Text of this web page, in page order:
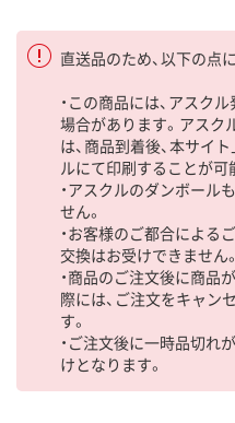
直送品のため、以下の点
・この商品には、アスク
場合があります。アスク
は、商品到着後、本サイ
ルにて印刷することが可
・アスクルのダンボール
せん。
・お客様のご都合による
交換はお受けできません。
・商品のご注文後に商品
際には、ご注文をキャン
す。
・ご注文後に一時品切れ
けとなります。